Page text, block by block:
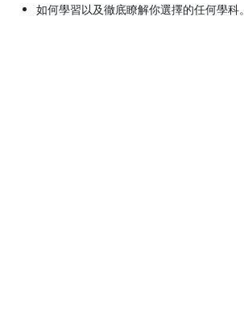
如何學習以及徹底瞭解你選擇的任何學科。